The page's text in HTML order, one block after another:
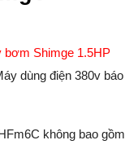
bơm Shimge 1.5HP
dùng điện 380v báo
không bao gồm